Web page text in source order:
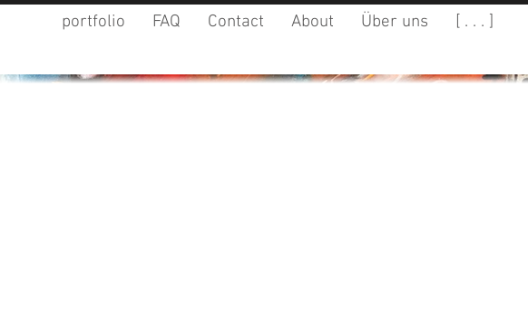
portfolio FAQ Contact About Über uns [ . . . ]